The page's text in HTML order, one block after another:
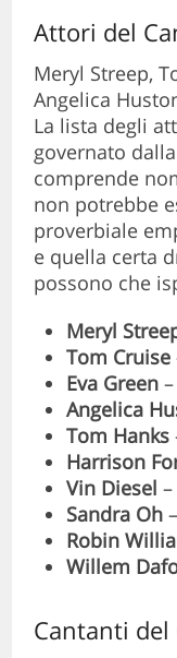
Attori del
Meryl Streep,
Angelica
La lista degli
governato
comprende
non potrebbe
proverbiale
e quella certa
possono che
Meryl
Tom Cruise
Eva Green
Angelica
Tom Hanks
Harrison
Vin Diesel
Sandra Oh
Robin
Willem
Cantanti del